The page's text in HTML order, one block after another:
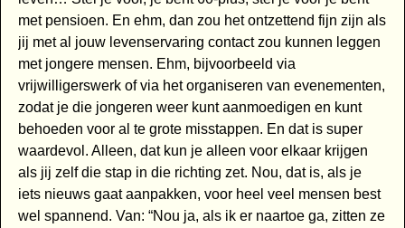
met pensioen. En ehm, dan zou het ontzettend fijn zijn als
jij met al jouw levenservaring contact zou kunnen leggen
met jongere mensen. Ehm, bijvoorbeeld via
vrijwilligerswerk of via het organiseren van evenementen,
zodat je die jongeren weer kunt aanmoedigen en kunt
behoeden voor al te grote misstappen. En dat is super
waardevol. Alleen, dat kun je alleen voor elkaar krijgen
als jij zelf die stap in die richting zet. Nou, dat is, als je
iets nieuws gaat aanpakken, voor heel veel mensen best
wel spannend. Van: “Nou ja, als ik er naartoe ga, zitten ze